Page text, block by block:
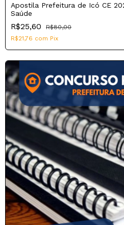
Apostila Prefeitura de Icó CE
Saúde
R$25,60
R$80,00
R$21,76 com Pix